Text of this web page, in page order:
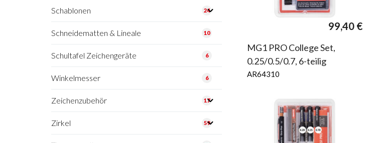
99,40 €
MG1 PRO College Set,
0.25/0.5/0.7, 6-teilig
AR64310
Schablonen 24
Schneidematten & Lineale 10
Schultafel Zeichengeräte 6
Winkelmesser 6
Zeichenzubehör 17
Zirkel 59